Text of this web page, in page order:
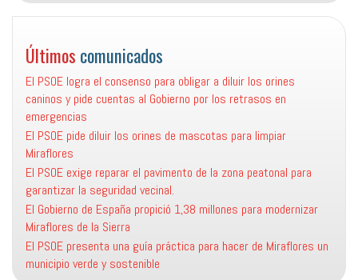
Últimos comunicados
El PSOE logra el consenso para obligar a diluir los orines
caninos y pide cuentas al Gobierno por los retrasos en
emergencias
El PSOE pide diluir los orines de mascotas para limpiar
Miraflores
El PSOE exige reparar el pavimento de la zona peatonal para
garantizar la seguridad vecinal.
El Gobierno de España propició 1,38 millones para modernizar
Miraflores de la Sierra
El PSOE presenta una guía práctica para hacer de Miraflores un
municipio verde y sostenible